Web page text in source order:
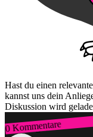
Hast du einen
kannst uns dein
Diskussion wird
0 Kommentare
Zum Login